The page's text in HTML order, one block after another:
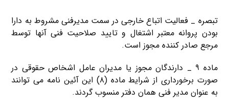
تبصره _ فعالیت اتباع خارجی در سمت مدیرفنی مشروط به دارا
بودن پروانه معتبر اشتغال و تایید صلاحیت فنی آنها توسط
مرجع صادر کننده مجوز است.
ماده ۹ _ دارندگان مجوز یا مدیران عامل اشخاص حقوقی در
صورت برخورداری از شرایط ماده (۸) این آئین نامه می توانند
به عنوان مدیر فنی همان دفتر منسوب گردند.